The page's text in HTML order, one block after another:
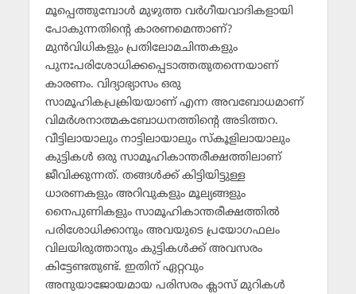
മൂപ്പെത്തുമ്പോള്‍ മുഴുത്ത വര്‍ഗീയവാദികളായി
പോകുന്നതിന്റെ കാരണമെന്താണ്?
മുന്‍വിധികളും പ്രതിലോമചിന്തകളും
പുനഃപരിശോധിക്കപ്പെടാത്തതുതന്നെയാണ്
കാരണം. വിദ്യാഭ്യാസം ഒരു
സാമൂഹികപ്രക്രിയയാണ് എന്ന അവബോധമാണ്
വിമര്‍ശനാത്മകബോധനത്തിന്റെ അടിത്തറ.
വീട്ടിലായാലും നാട്ടിലായാലും സ്‌കൂളിലായാലും
കുട്ടികള്‍ ഒരു സാമൂഹികാന്തരീക്ഷത്തിലാണ്
ജീവിക്കുന്നത്. തങ്ങള്‍ക്ക് കിട്ടിയിട്ടുള്ള
ധാരണകളും അറിവുകളും മൂല്യങ്ങളും
നൈപുണികളും സാമൂഹികാന്തരീക്ഷത്തില്‍
പരിശോധിക്കാനും അവയുടെ പ്രയോഗഫലം
വിലയിരുത്താനും കുട്ടികള്‍ക്ക് അവസരം
കിട്ടേണ്ടതുണ്ട്. ഇതിന് ഏറ്റവും
അനുയാജോയമായ പരിസരം ക്ലാസ് മുറികള്‍